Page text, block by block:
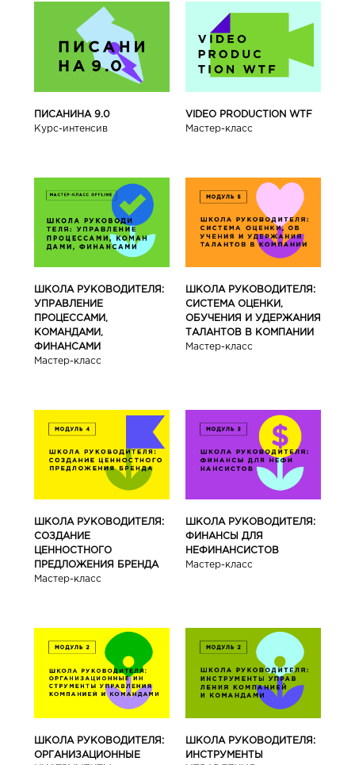
ПИСАНИНА 9.0
Курс-интенсив
VIDEO PRODUCTION WTF
Мастер-класс
ШКОЛА РУКОВОДИТЕЛЯ:
УПРАВЛЕНИЕ
ПРОЦЕССАМИ,
КОМАНДАМИ,
ФИНАНСАМИ
Мастер-класс
ШКОЛА РУКОВОДИТЕЛЯ:
СИСТЕМА ОЦЕНКИ,
ОБУЧЕНИЯ И УДЕРЖАНИЯ
ТАЛАНТОВ В КОМПАНИИ
Мастер-класс
ШКОЛА РУКОВОДИТЕЛЯ:
СОЗДАНИЕ
ЦЕННОСТНОГО
ПРЕДЛОЖЕНИЯ БРЕНДА
Мастер-класс
ШКОЛА РУКОВОДИТЕЛЯ:
ФИНАНСЫ ДЛЯ
НЕФИНАНСИСТОВ
Мастер-класс
ШКОЛА РУКОВОДИТЕЛЯ:
ОРГАНИЗАЦИОННЫЕ
ШКОЛА РУКОВОДИТЕЛЯ:
ИНСТРУМЕНТЫ